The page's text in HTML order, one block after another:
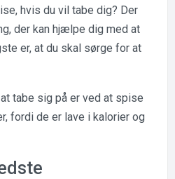
hvis du vil tabe dig? Der
der kan hjælpe dig med at
er, at du skal sørge for at
tabe sig på er ved at spise
fordi de er lave i kalorier og